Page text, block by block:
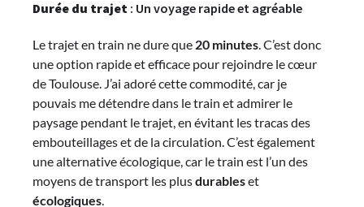
Durée du trajet : Un voyage rapide et agréable
Le trajet en train ne dure que 20 minutes. C’est donc
une option rapide et efficace pour rejoindre le cœur
de Toulouse. J’ai adoré cette commodité, car je
pouvais me détendre dans le train et admirer le
paysage pendant le trajet, en évitant les tracas des
embouteillages et de la circulation. C’est également
une alternative écologique, car le train est l’un des
moyens de transport les plusdurableset
écologiques.